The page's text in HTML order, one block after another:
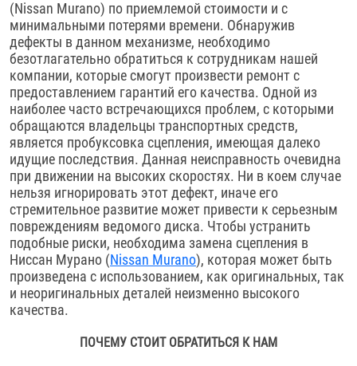
(Nissan Murano) по приемлемой стоимости и с
минимальными потерями времени. Обнаружив
дефекты в данном механизме, необходимо
безотлагательно обратиться к сотрудникам нашей
компании, которые смогут произвести ремонт с
предоставлением гарантий его качества. Одной из
наиболее часто встречающихся проблем, с которыми
обращаются владельцы транспортных средств,
является пробуксовка сцепления, имеющая далеко
идущие последствия. Данная неисправность очевидна
при движении на высоких скоростях. Ни в коем случае
нельзя игнорировать этот дефект, иначе его
стремительное развитие может привести к серьезным
повреждениям ведомого диска. Чтобы устранить
подобные риски, необходима замена сцепления в
Ниссан Мурано (Nissan Murano), которая может быть
произведена с использованием, как оригинальных, так
и неоригинальных деталей неизменно высокого
качества.
ПОЧЕМУ СТОИТ ОБРАТИТЬСЯ К НАМ